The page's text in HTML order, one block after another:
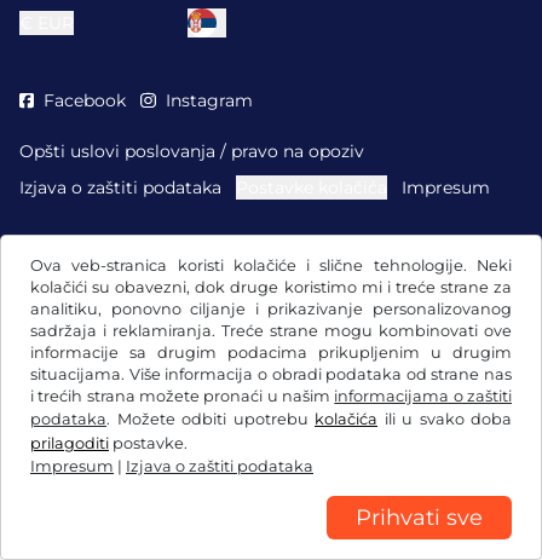
Ova veb-stranica koristi kolačiće i slične tehnologije. Neki
kolačići su obavezni, dok druge koristimo mi i treće strane za
analitiku, ponovno ciljanje i prikazivanje personalizovanog
sadržaja i reklamiranja. Treće strane mogu kombinovati ove
informacije sa drugim podacima prikupljenim u drugim
situacijama. Više informacija o obradi podataka od strane nas
i trećih strana možete pronaći u našim informacijama o zaštiti
podataka. Možete odbiti upotrebu kolačića ili u svako doba
prilagoditi postavke.
Impresum | Izjava o zaštiti podataka
Prihvati sve
Facebook Instagram
Opšti uslovi poslovanja / pravo na opoziv
Izjava o zaštiti podataka
Impresum